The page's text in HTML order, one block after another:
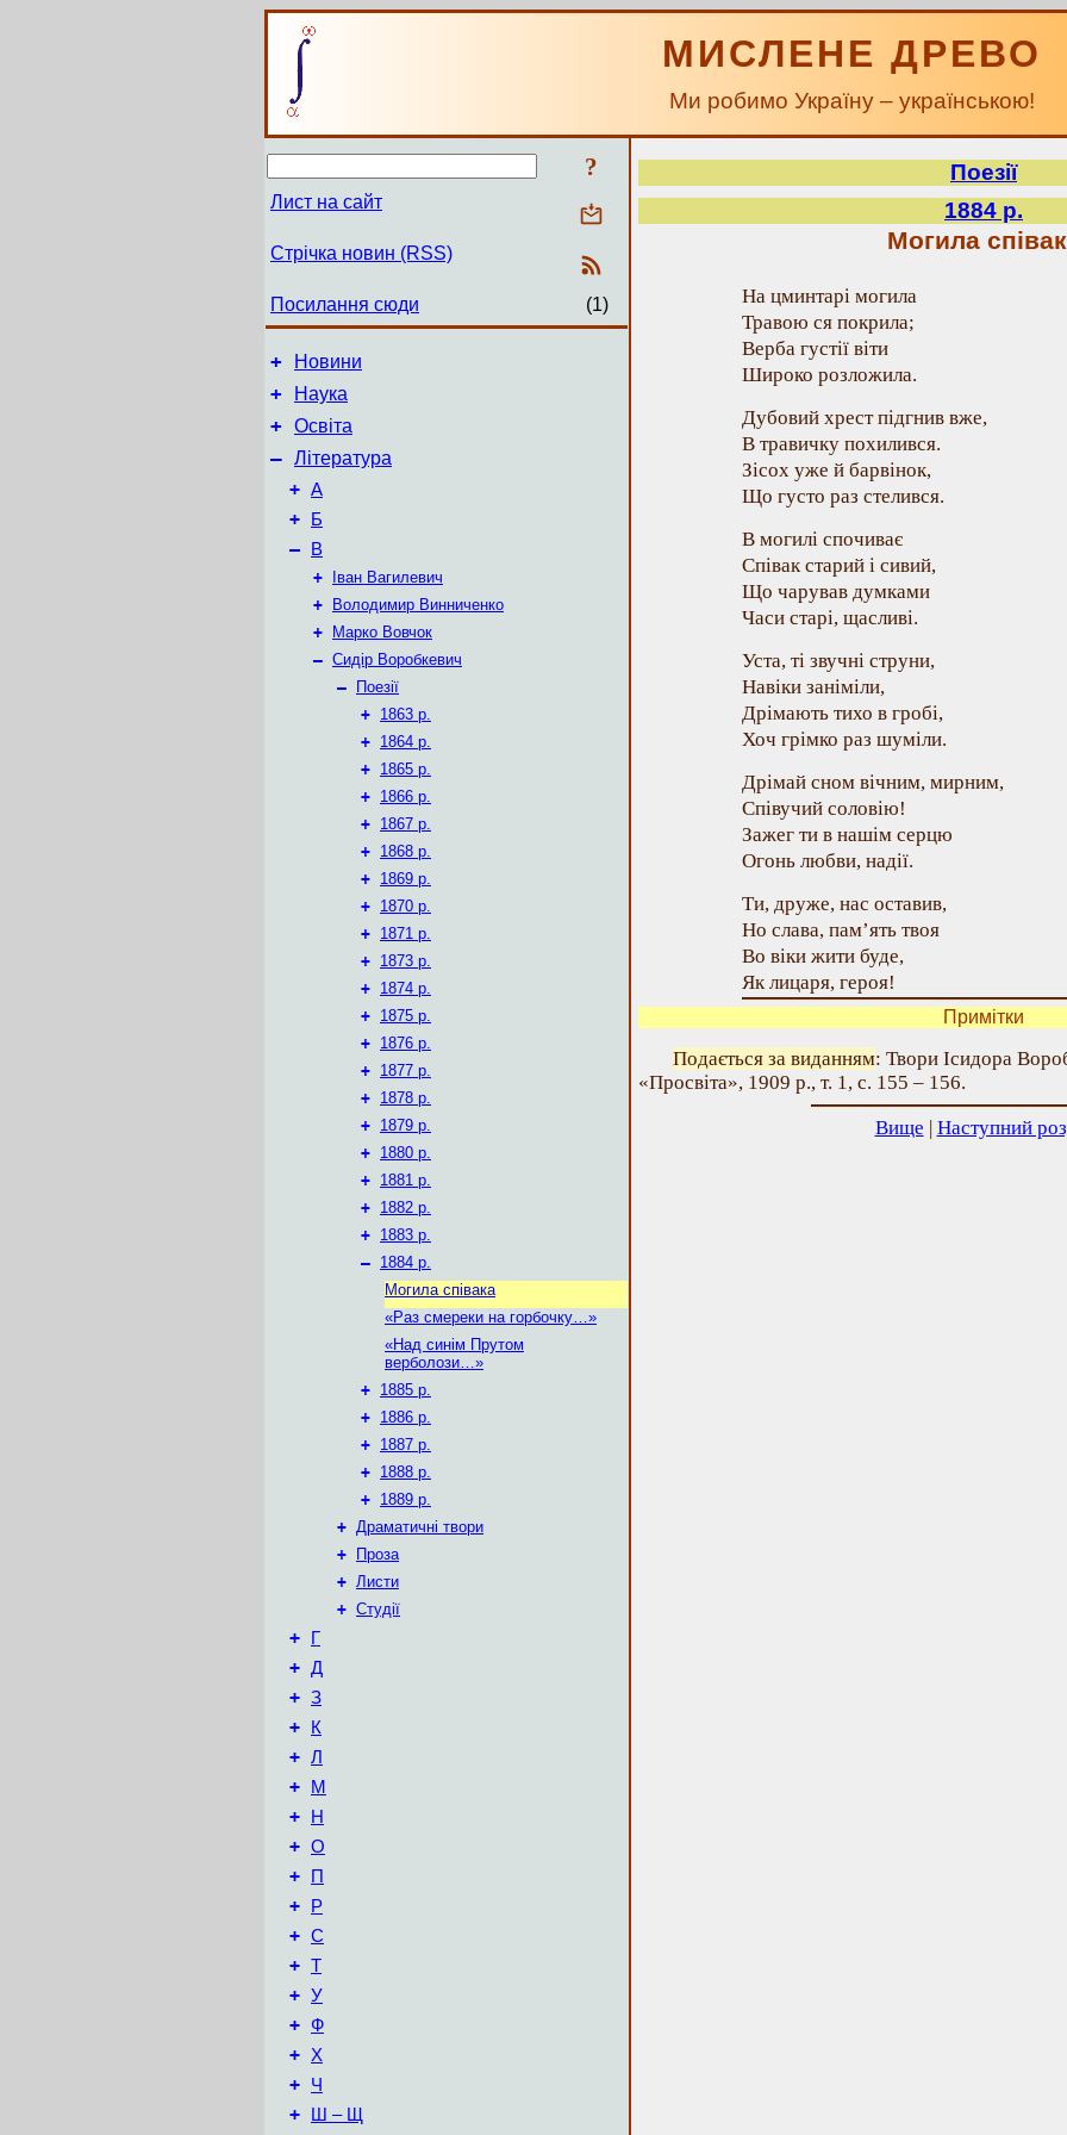
МИСЛЕНЕ ДРЕВО
Ми робимо Україну – українською!
?
Лист на сайт
Стрічка новин (RSS)
Посилання сюди (1)
+ Новини
+ Наука
+ Освіта
– Література
+ А
+ Б
– В
+
Іван Вагилевич
+
Володимир Винниченко
+
Марко Вовчок
– Сидір Воробкевич
–
Поезії
+ 1863 р.
+ 1864 р.
+ 1865 р.
+ 1866 р.
+ 1867 р.
+ 1868 р.
+ 1869 р.
+ 1870 р.
+ 1871 р.
+ 1873 р.
+ 1874 р.
+ 1875 р.
+ 1876 р.
+ 1877 р.
+ 1878 р.
+ 1879 р.
+ 1880 р.
+ 1881 р.
+ 1882 р.
+ 1883 р.
– 1884 р.
Могила співака
«Раз смереки на горбочку…»
«Над синім Прутом
верболози…»
+ 1885 р.
+ 1886 р.
+ 1887 р.
+ 1888 р.
+ 1889 р.
+ Драматичні твори
+
Проза
+ Листи
+ Студії
+ Г
+ Д
+ З
+ К
+ Л
+ М
+ Н
+ О
+ П
+ Р
+ С
+ Т
+ У
+ Ф
+ Х
+ Ч
+ Ш – Щ
Поезії
1884 р.
Могила
На цминтарі могила
Травою ся покрила;
Верба густії віти
Широко розложила.
Дубовий хрест підгнив вже,
В травичку похилився.
Зісох уже й барвінок,
Що густо раз стелився.
В могилі спочиває
Співак старий і сивий,
Що чарував думками
Часи старі, щасливі.
Уста, ті звучні струни,
Навіки заніміли,
Дрімають тихо в гробі,
Хоч грімко раз шуміли.
Дрімай сном вічним, мирним,
Співучий соловію!
Зажег ти в нашім серцю
Огонь любви, надії.
Ти, друже, нас оставив,
Но слава, пам’ять твоя
Во віки жити буде,
Як лицаря, героя!
Примітки
Подається за виданням: Твори Ісидора
«Просвіта», 1909 р., т. 1, с. 155 – 156.
Вище | Наступний